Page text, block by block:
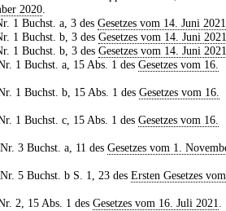
2020
1 Buchst. a, 3 des Gesetzes vom 14. Juni 2021
1 Buchst. b, 3 des Gesetzes vom 14. Juni 2021
1 Buchst. b, 3 des Gesetzes vom 14. Juni 2021
1 Buchst. a, 15 Abs. 1 des Gesetzes vom 16.
1 Buchst. b, 15 Abs. 1 des Gesetzes vom 16.
1 Buchst. c, 15 Abs. 1 des Gesetzes vom 16.
3 Buchst. a, 11 des Gesetzes vom 1.
5 Buchst. b S. 1, 23 des Ersten Gesetzes vom
2, 15 Abs. 1 des Gesetzes vom 16. Juli 2021